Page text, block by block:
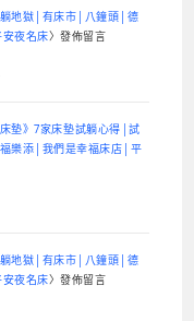
地獄│有床市│八鐘頭│德
夜名床〉發佈留言
床墊》7家床墊試躺心得│試
樂添│我們是幸福床店│平
地獄│有床市│八鐘頭│德
夜名床〉發佈留言